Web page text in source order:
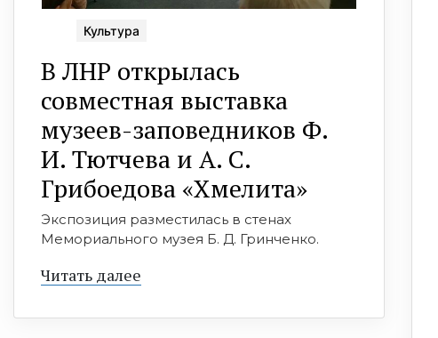
Культура
В ЛНР открылась
совместная выставка
музеев-заповедников Ф.
И. Тютчева и А. С.
Грибоедова «Хмелита»
Экспозиция разместилась в стенах
Мемориального музея Б. Д. Гринченко.
Читать далее